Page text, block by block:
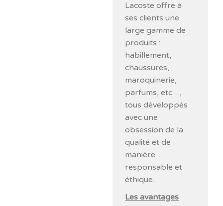
Lacoste offre à
ses clients une
large gamme de
produits :
habillement,
chaussures,
maroquinerie,
parfums, etc…,
tous développés
avec une
obsession de la
qualité et de
manière
responsable et
éthique.
Les avantages